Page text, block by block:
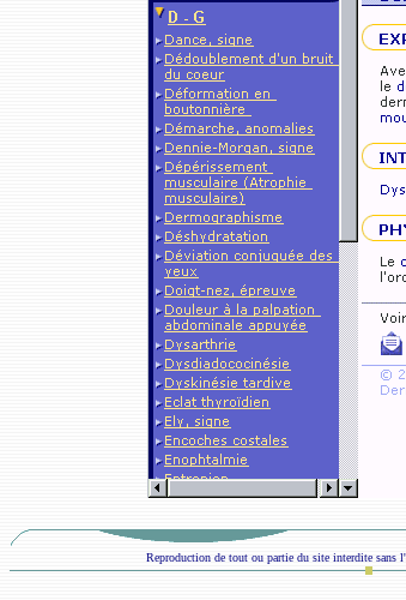
Reproduction de tout ou partie du site interdite sans